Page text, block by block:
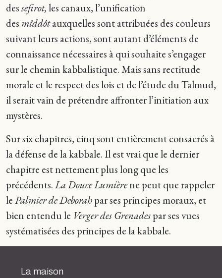
dessefirot,les canaux, l’unification
des mîddôtauxquelles sont attribuées des couleurs
suivant leurs actions, sont autant d’éléments de
connaissance nécessaires à qui souhaite s’engager
sur le chemin kabbalistique. Mais sans rectitude
morale et le respect des lois et de l’étude du Talmud,
il serait vain de prétendre affronter l’initiation aux
mystères.
Sur six chapitres, cinq sont entièrement consacrés à
la défense de la kabbale. Il est vrai que le dernier
chapitre est nettement plus long que les
précédents.La Douce Lumièrene peut que rappeler
lePalmier de Deborahpar ses principes moraux, et
bien entendu le Verger des Grenadespar ses vues
systématisées des principes de la kabbale.
La maison